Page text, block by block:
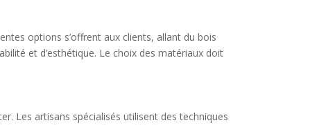
options s’offrent aux clients, allant du bois
et d’esthétique. Le choix des matériaux doit
Les artisans spécialisés utilisent des techniques